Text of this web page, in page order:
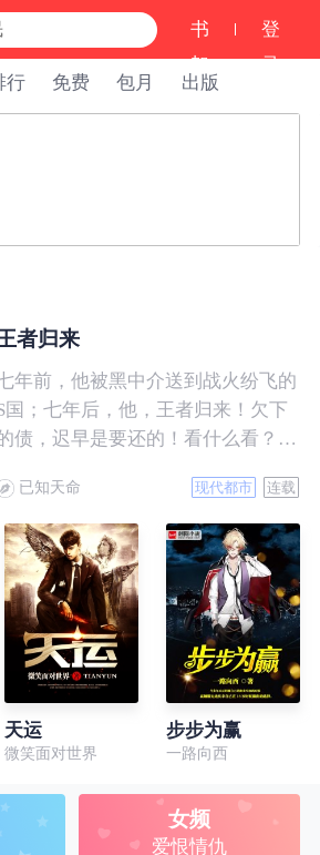
书
架
登
录
行 免费 包月 出版
者归来
年前，他被黑中介送到战火纷飞的
国；七年后，他，王者归来！欠下
债，迟早是要还的！看什么看？说
已知天命 现代都市 连载
天运
微笑面对世界
步步为赢
一路向西
女频
爱恨情仇